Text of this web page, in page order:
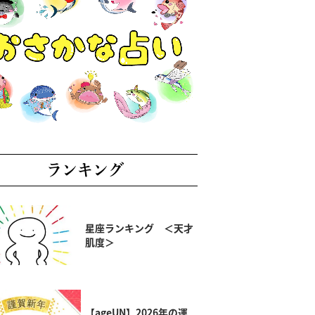
ランキング
星座ランキング ＜天才
肌度＞
【ageUN】2026年の運